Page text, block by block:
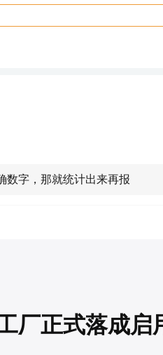
数字，那就统计出来再报
厂正式落成